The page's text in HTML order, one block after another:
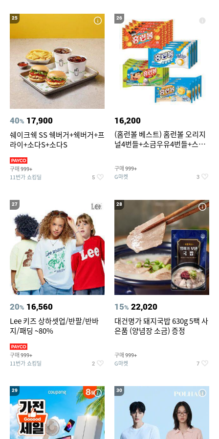
25
40% 17,900
쉐이크쉑 SS 쉑버거+쉑버거+프
라이+소다S+소다S
구매 999+
11번가 쇼킹딜 5
26
16,200
(홈런볼 베스트) 홈런볼 오리지
널4번들+소금우유4번들+스윗
콘맛4번들
구매 999+
G마켓 3
27
20% 16,560
Lee 키즈 상하셋업/반팔/반바
지/패딩 ~80%
구매 999+
11번가 쇼킹딜 2
28
15% 22,020
대건명가 돼지국밥 630g 5팩 사
은품 (양념장 소금) 증정
구매 999+
G마켓 7
29 30